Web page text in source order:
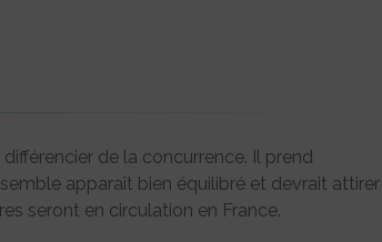
de la concurrence. Il prend
apparaît bien équilibré et devrait attirer
seront en circulation en France.